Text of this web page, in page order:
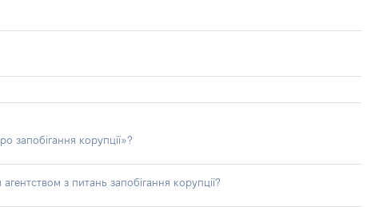
запобігання корупції»?
з питань запобігання корупції?